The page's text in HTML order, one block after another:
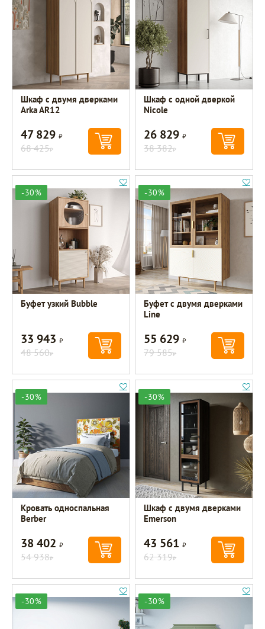
Шкаф с двумя дверками
Arka AR12
47 829Р
68 425Р
Шкаф c одной дверкой
Nicole
26 829Р
38 382Р
-30%
Буфет узкий Bubble
33 943Р
48 560Р
-30%
Буфет с двумя дверками
Line
55 629Р
79 585Р
-30%
Кровать односпальная
Berber
38 402Р
54 938Р
-30%
Шкаф c двумя дверками
Emerson
43 561Р
62 319Р
-30% -30%